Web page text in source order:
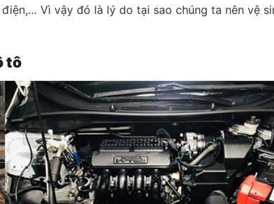
Vì vậy đó là lý do tại sao chúng ta nên vệ
tô